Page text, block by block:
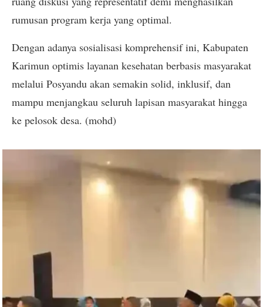
rumusan program kerja yang optimal.
Dengan adanya sosialisasi komprehensif ini, Kabupaten
Karimun optimis layanan kesehatan berbasis masyarakat
melalui Posyandu akan semakin solid, inklusif, dan
mampu menjangkau seluruh lapisan masyarakat hingga
ke pelosok desa. (mohd)